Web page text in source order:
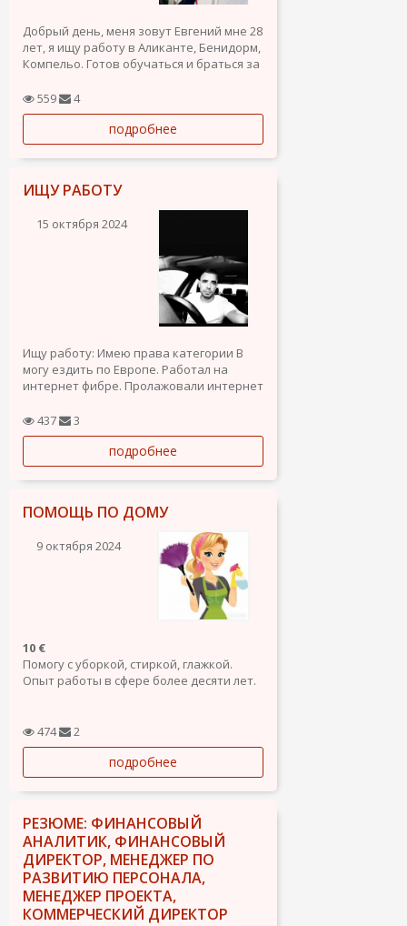
Добрый день, меня зовут Евгений мне 28
лет, я ищу работу в Аликанте, Бенидорм,
Компельо. Готов обучаться и браться за
Есть разрешение на работу. Родом из
Украины. Водительское имеется
категории B и С. В Украине работал в
такси и так же был...
559 4
подробнее
ИЩУ РАБОТУ
15 октября 2024
Ищу работу: Имею права категории B
могу ездить по Европе. Работал на
интернет фибре. Пролажовали интернет
работать разнорабочем.
437 3
подробнее
ПОМОЩЬ ПО ДОМУ
9 октября 2024
10 €
Помогу с уборкой, стиркой, глажкой.
Опыт работы в сфере более десяти лет.
474 2
подробнее
РЕЗЮМЕ: ФИНАНСОВЫЙ
АНАЛИТИК, ФИНАНСОВЫЙ
ДИРЕКТОР, МЕНЕДЖЕР ПО
РАЗВИТИЮ ПЕРСОНАЛА,
МЕНЕДЖЕР ПРОЕКТА,
КОММЕРЧЕСКИЙ ДИРЕКТОР